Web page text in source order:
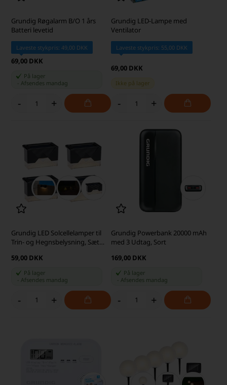
Grundig Røgalarm B/O 1 års
Batteri levetid
Laveste stykpris: 49,00 DKK
69,00 DKK
På lager
-Afsendes mandag
- +
Grundig LED-Lampe med
Ventilator
Laveste stykpris: 55,00 DKK
69,00 DKK
Ikke på lager
- +
Grundig LED Solcellelamper til
Trin- og Hegnsbelysning, Sæt
59,00 DKK
På lager
Afsendes mandag
- +
Grundig Powerbank 20000 mAh
med 3 Udtag, Sort
169,00 DKK
På lager
Afsendes mandag
- +